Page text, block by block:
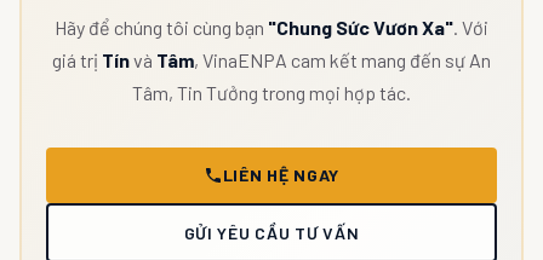
Hãy để chúng tôi cùng bạn "Chung Sức Vươn Xa". Với
giá trị Tínvà Tâm, VinaENPA cam kết mang đến sự An
Tâm, Tin Tưởng trong mọi hợp tác.
LIÊN HỆ NGAY
GỬI YÊU CẦU TƯ VẤN